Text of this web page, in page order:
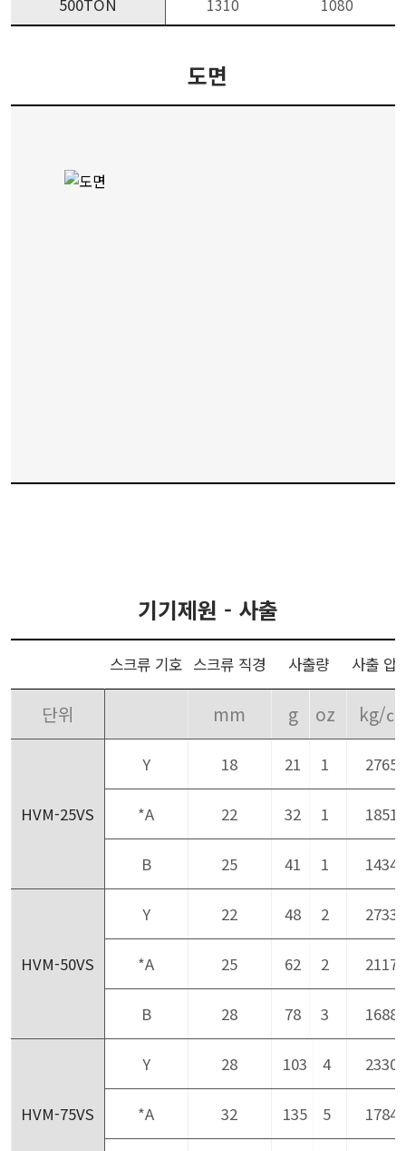
500TON 1310 1080
도면
기기제원 - 사출
스크류 기호 스크류 직경 사출량 사출 압
단위 mm g oz kg/㎠
HVM-25VS
Y 18 21 1 2765
*A 22 32 1 1851
B 25 41 1 1434
HVM-50VS
Y 22 48 2 2733
*A 25 62 2 2117
B 28 78 3 1688
HVM-75VS
Y 28 103 4 2330
*A 32 135 5 1784